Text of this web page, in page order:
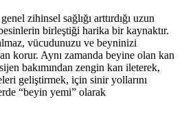
zihinsel sağlığı arttırdığı uzun
birleştiği harika bir kaynaktır.
vücudunuzu ve beyninizi
korur. Aynı zamanda beyine olan kan
bakımından zengin kan ileterek,
geliştirmek, için sinir yollarını
“beyin yemi” olarak